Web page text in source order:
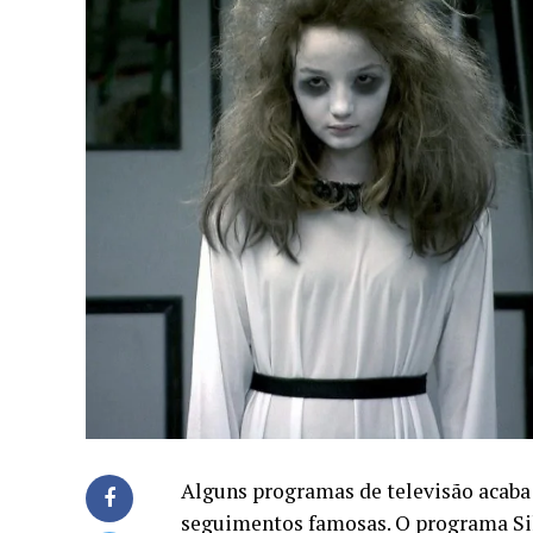
Alguns programas de televisão
seguimentos famosas. O programa